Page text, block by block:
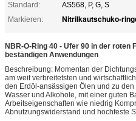
Standard:
AS568, P, G, S
Markieren:
Nitrilkautschuko-
NBR-O-Ring 40 - Ufer 90 in der roten
beständigen Anwendungen
Beschreibung: Momentan der
am weit verbreitetsten und
den Erdöl-ansässigen Ölen und zu
Wasser und Alkohole, mit einer guten
Arbeitseigenschaften wie niedrig
Abnutzungswiderstand und hochfeste